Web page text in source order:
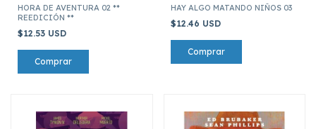
HORA DE AVENTURA 02 **
REEDICIÓN **
$12.53 USD
HAY ALGO MATANDO NIÑOS 03
$12.46 USD